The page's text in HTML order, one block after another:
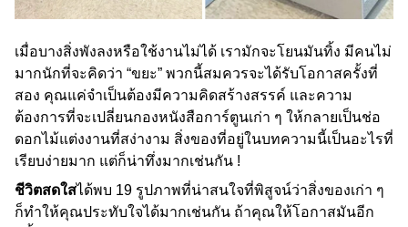
เมื่อบางสิ่งพังลงหรือใช้งานไม่ได้ เรามักจะโยนมันทิ้ง มีคนไม่
มากนักที่จะคิดว่า “ขยะ” พวกนี้สมควรจะได้รับโอกาสครั้งที่
สอง คุณแค่จำเป็นต้องมีความคิดสร้างสรรค์ และความ
ต้องการที่จะเปลี่ยนกองหนังสือการ์ตูนเก่า ๆ ให้กลายเป็นช่อ
ดอกไม้แต่งงานที่สง่างาม สิ่งของที่อยู่ในบทความนี้เป็นอะไรที่
เรียบง่ายมาก แต่ก็น่าทึ่งมากเช่นกัน !
ชีวิตสดใสได้พบ 19 รูปภาพที่น่าสนใจที่พิสูจน์ว่าสิ่งของเก่า ๆ
ก็ทำให้คุณประทับใจได้มากเช่นกัน ถ้าคุณให้โอกาสมันอีก